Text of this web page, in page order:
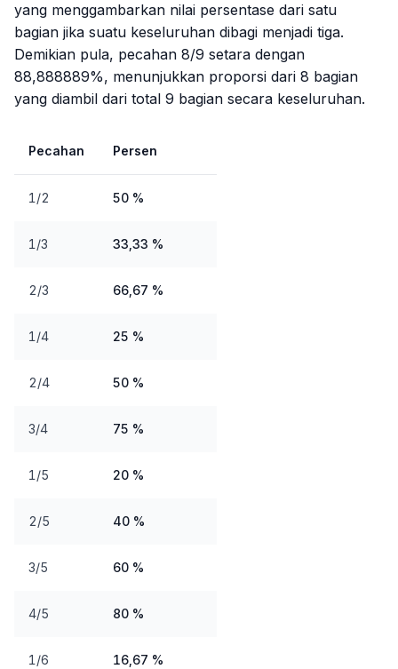
yang menggambarkan nilai persentase dari satu
bagian jika suatu keseluruhan dibagi menjadi tiga.
Demikian pula, pecahan 8/9 setara dengan
88,888889%, menunjukkan proporsi dari 8 bagian
yang diambil dari total 9 bagian secara keseluruhan.
Pecahan Persen
1/2 50 %
1/3 33,33 %
2/3 66,67 %
1/4 25 %
2/4 50 %
3/4 75 %
1/5 20 %
2/5 40 %
3/5 60 %
4/5 80 %
1/6 16,67 %